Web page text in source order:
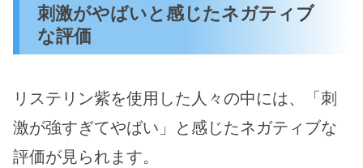
刺激がやばいと感じたネガティブ
な評価
リステリン紫を使用した人々の中には、「刺
激が強すぎてやばい」と感じたネガティブな
評価が見られます。